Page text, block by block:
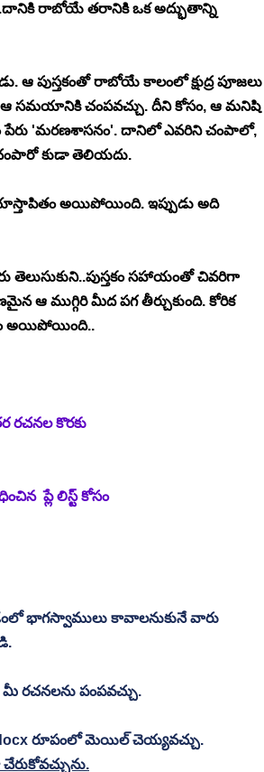
రాబోయే తరానికి ఒక అద్భుతాన్ని
ఆ పుస్తకంతో రాబోయే కాలంలో క్షుద్ర పూజలు
సమయానికి చంపవచ్చు. దీని కోసం, ఆ మనిషి
పేరు 'మరణశాసనం'. దానిలో ఎవరిని చంపాలో,
కుడా తెలియదు.
భూస్తాపితం అయిపోయింది. ఇప్పుడు అది
తెలుసుకుని..పుస్తకం సహాయంతో చివరిగా
ఆ ముగ్గిరి మీద పగ తీర్చుకుంది. కోరిక
అయిపోయింది..
రచనల కొరకు
ప్లే లిస్ట్ కోసం
భాగస్వాములు కావాలనుకునే వారు
రచనలను పంపవచ్చు.
docx రూపంలో మెయిల్ చెయ్యవచ్చు.